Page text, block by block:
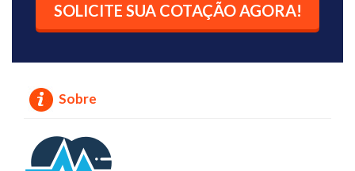
SOLICITE SUA COTAÇÃO AGORA!
Sobre